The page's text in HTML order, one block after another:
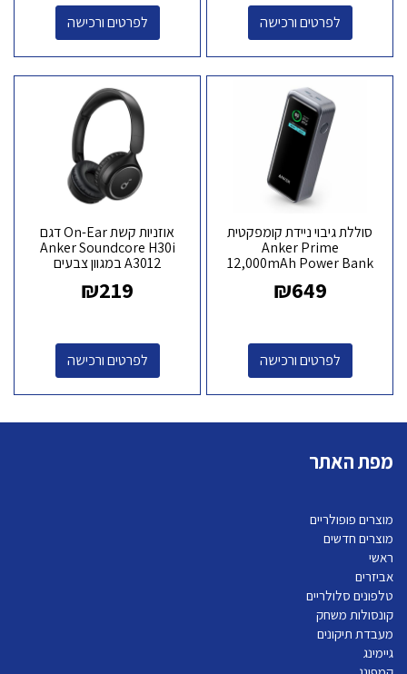
לפרטים ורכישה לפרטים ורכישה
סוללת גיבוי ניידת קומפקטית
Anker Prime
12,000mAh Power Bank
₪649
לפרטים ורכישה
אוזניות קשת On-Ear דגם
Anker Soundcore H30i
A3012 במגוון צבעים
₪219
לפרטים ורכישה
מפת האתר
מוצרים פופולריים
מוצרים חדשים
ראשי
אביזרים
טלפונים סלולריים
קונסולות משחק
מעבדת תיקונים
גיימינג